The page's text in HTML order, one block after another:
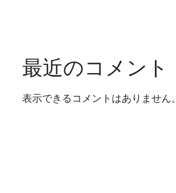
最近のコメント
表示できるコメントはありません。